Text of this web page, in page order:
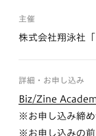
主催
株式会社翔泳社
詳細・お申し込み
Biz/Zine
※お申し込み締
※お申し込みの